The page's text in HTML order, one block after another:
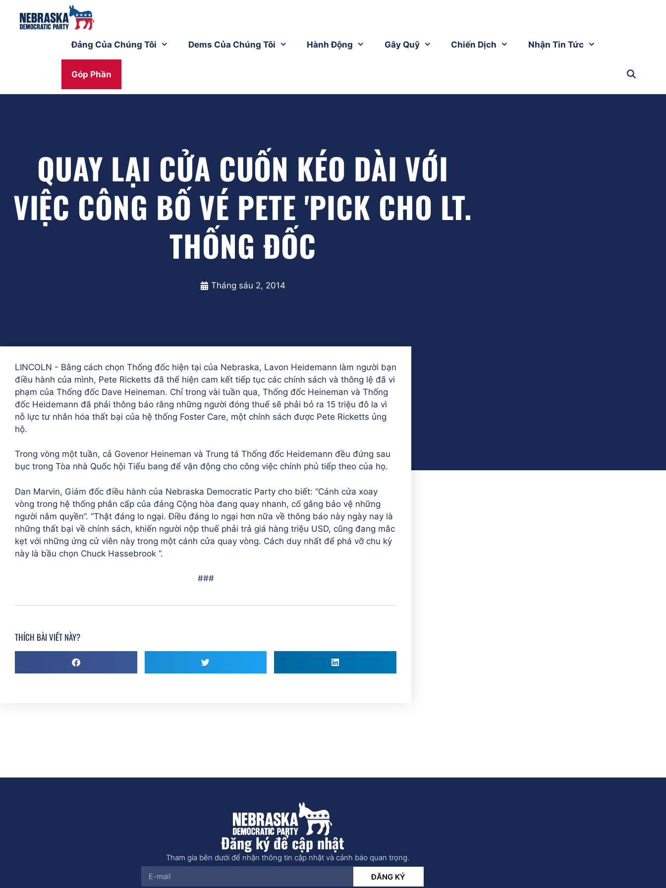
Đảng Của Chúng Tôi Dems Của Chúng Tôi Hành Động Gây Quỹ Chiến Dịch Nhận Tin Tức
Góp Phần
QUAY LẠI CỬA CUỐN KÉO DÀI VỚI
VIỆC CÔNG BỐ VÉ PETE 'PICK CHO LT.
THỐNG ĐỐC
Tháng sáu 2, 2014
LINCOLN - Bằng cách chọn Thống đốc hiện tại của Nebraska, Lavon Heidemann làm người bạn
điều hành của mình, Pete Ricketts đã thể hiện cam kết tiếp tục các chính sách và thông lệ đã vi
phạm của Thống đốc Dave Heineman. Chỉ trong vài tuần qua, Thống đốc Heineman và Thống
đốc Heidemann đã phải thông báo rằng những người đóng thuế sẽ phải bỏ ra 15 triệu đô la vì
nỗ lực tư nhân hóa thất bại của hệ thống Foster Care, một chính sách được Pete Ricketts ủng
hộ.
Trong vòng một tuần, cả Govenor Heineman và Trung tá Thống đốc Heidemann đều đứng sau
bục trong Tòa nhà Quốc hội Tiểu bang để vận động cho công việc chính phủ tiếp theo của họ.
Dan Marvin, Giám đốc điều hành của Nebraska Democratic Party cho biết: “Cánh cửa xoay
vòng trong hệ thống phân cấp của đảng Cộng hòa đang quay nhanh, cố gắng bảo vệ những
người nắm quyền”. “Thật đáng lo ngại. Điều đáng lo ngại hơn nữa về thông báo này ngày nay là
những thất bại về chính sách, khiến người nộp thuế phải trả giá hàng triệu USD, cũng đang mắc
kẹt với những ứng cử viên này trong một cánh cửa quay vòng. Cách duy nhất để phá vỡ chu kỳ
này là bầu chọn Chuck Hassebrook ”.
###
THÍCH BÀI VIẾT NÀY?
Đăng ký để cập nhật
Tham gia bên dưới để nhận thông tin cập nhật và cảnh báo quan trọng.
ĐĂNG KÝ